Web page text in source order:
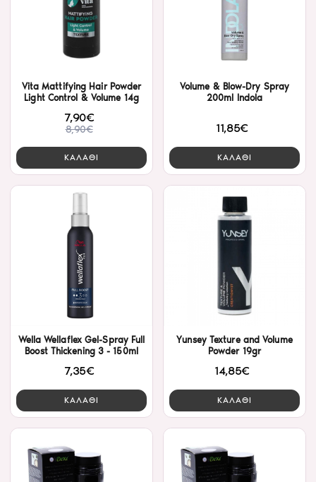
Vita Mattifying Hair Powder
Light Control & Volume 14g
7,90€
8,90€
ΚΑΛΑΘΙ
Volume & Blow-Dry Spray
200ml Indola
11,85€
ΚΑΛΑΘΙ
Wella Wellaflex Gel-Spray Full
Boost Thickening 3 - 150ml
7,35€
ΚΑΛΑΘΙ
Yunsey Texture and Volume
Powder 19gr
14,85€
ΚΑΛΑΘΙ